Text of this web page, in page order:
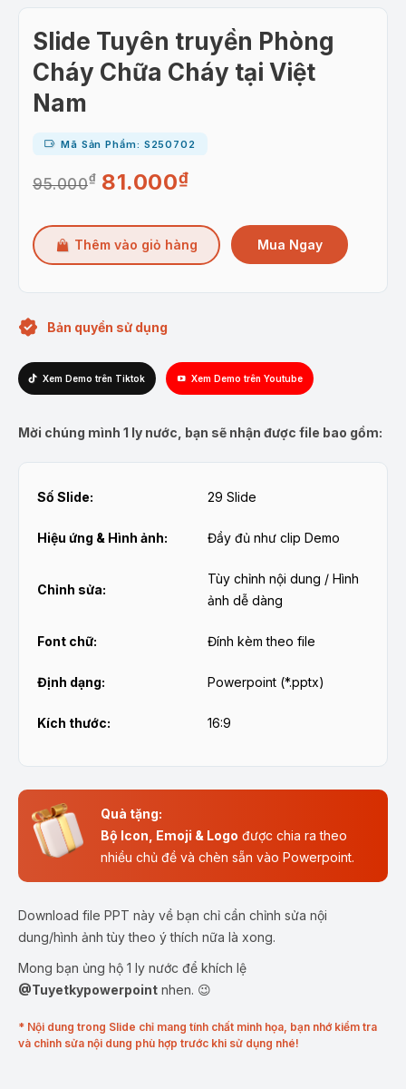
Slide Tuyên truyền Phòng
Cháy Chữa Cháy tại Việt
Nam
Mã Sản Phẩm: S250702
95.000₫ Giá
95.000₫.
81.000₫
Giá
tại
là:
81.000₫.
Thêm vào giỏ hàng Mua Ngay
Bản quyền sử dụng
Xem Demo trên Tiktok Xem Demo trên Youtube
Mời chúng mình 1 ly nước, bạn sẽ nhận được file bao gồm:
Số Slide: 29 Slide
Hiệu ứng & Hình ảnh: Đầy đủ như clip Demo
Chỉnh sửa:
Tùy chỉnh nội dung / Hình
ảnh dễ dàng
Font chữ: Đính kèm theo file
Định dạng: Powerpoint (*.pptx)
Kích thước: 16:9
Quà tặng:
Bộ Icon, Emoji & Logo được chia ra theo
nhiều chủ đề và chèn sẵn vào Powerpoint.
Download file PPT này về bạn chỉ cần chỉnh sửa nội
dung/hình ảnh tùy theo ý thích nữa là xong.
Mong bạn ủng hộ 1 ly nước để khích lệ
@Tuyetkypowerpoint nhen. 😉
* Nội dung trong Slide chỉ mang tính chất minh họa, bạn nhớ kiểm tra
và chỉnh sửa nội dung phù hợp trước khi sử dụng nhé!